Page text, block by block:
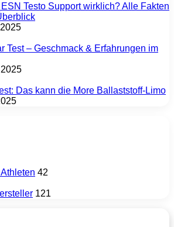
Testo Support wirklich? Alle Fakten
Test – Geschmack & Erfahrungen im
Das kann die More Ballaststoff-Limo
42
121